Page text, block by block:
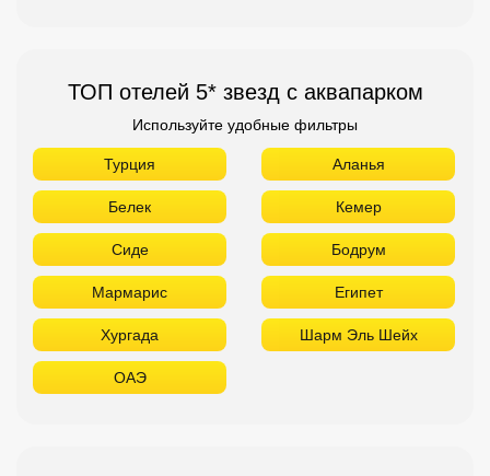
ТОП отелей 5* звезд с аквапарком
Используйте удобные фильтры
Турция Аланья
Белек Кемер
Сиде Бодрум
Мармарис Египет
Хургада Шарм Эль Шейх
ОАЭ